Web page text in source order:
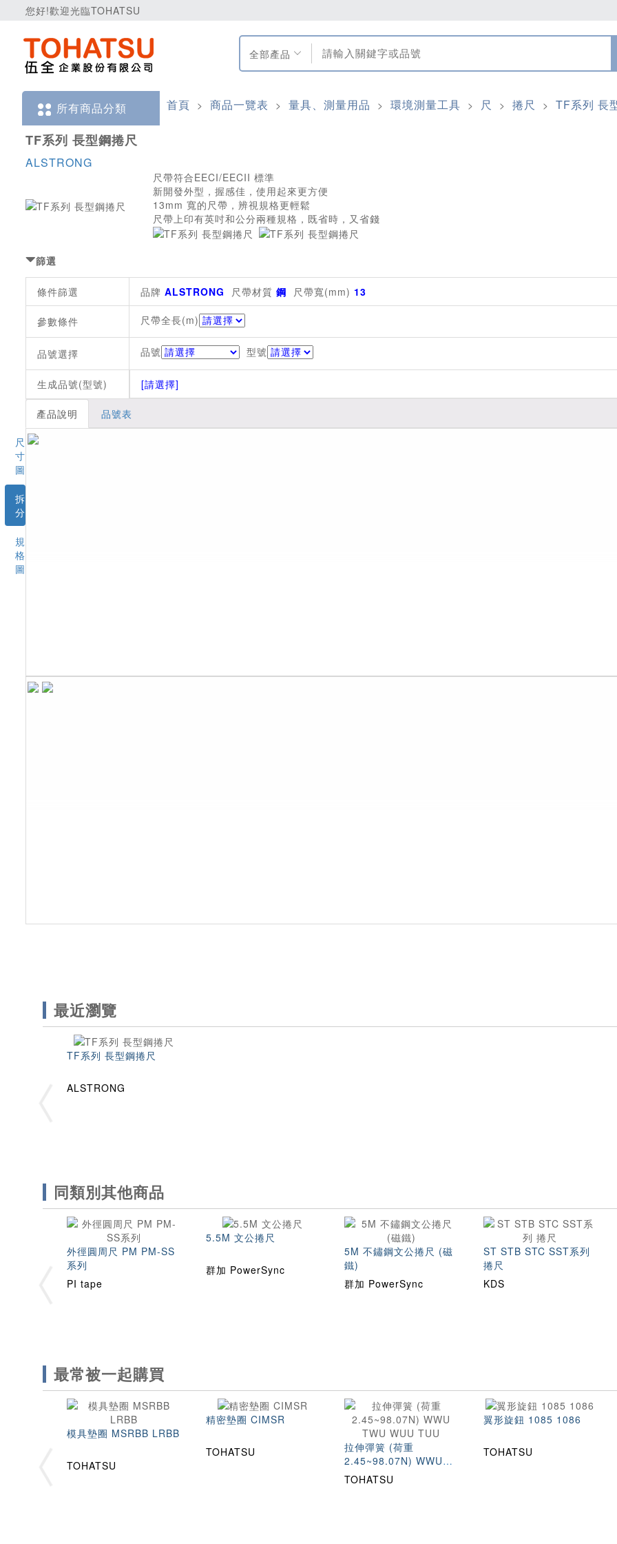
您好!歡迎光臨TOHATSU
全部產品
所有商品分類 首頁 > 商品一覽表 > 量具、測量用品 > 環境測量工具 > 尺 > 捲尺 > TF系列 長
TF系列 長型鋼捲尺
ALSTRONG
尺帶符合EECI/EECII 標準
新開發外型，握感佳，使用起來更方便
13mm 寬的尺帶，辨視規格更輕鬆
尺帶上印有英吋和公分兩種規格，既省時，又省錢
篩選
條件篩選 品牌 ALSTRONG 尺帶材質 鋼 尺帶寬(mm) 13
參數條件 尺帶全長(m)
品號選擇 品號 型號
生成品號(型號) [請選擇]
產品說明 品號表
尺
寸
圖
拆
分
規
格
圖
最近瀏覽
TF系列 長型鋼捲尺
ALSTRONG
同類別其他商品
外徑圓周尺 PM PM-SS
系列
PI tape
5.5M 文公捲尺
群加 PowerSync
5M 不鏽鋼文公捲尺 (磁
鐵)
群加 PowerSync
ST STB STC SST系列
捲尺
KDS
最常被一起購買
模具墊圈 MSRBB LRBB
TOHATSU
精密墊圈 CIMSR
TOHATSU
拉伸彈簧 (荷重
2.45~98.07N) WWU
TWU WUU TUU
TOHATSU
翼形旋鈕 1085 1086
TOHATSU